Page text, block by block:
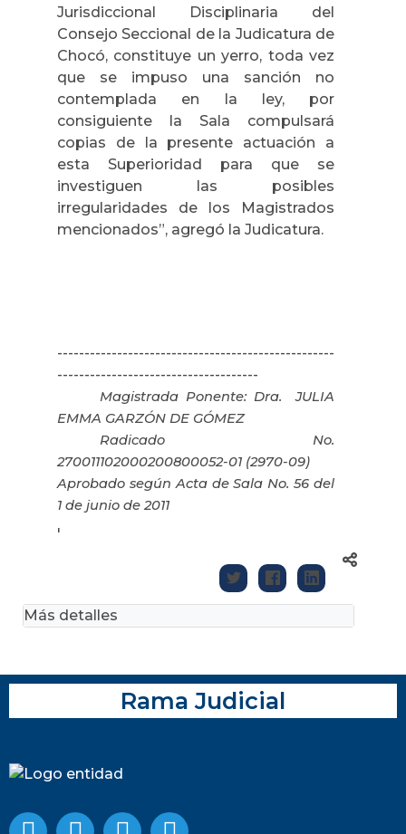
Jurisdiccional Disciplinaria del
Consejo Seccional de la Judicatura de
Chocó, constituye un yerro, toda vez
que se impuso una sanción no
contemplada en la ley, por
consiguiente la Sala compulsará
copias de la presente actuación a
esta Superioridad para que se
investiguen las posibles
irregularidades de los Magistrados
mencionados”, agregó la Judicatura.
---------------------------------------------------
-------------------------------------
Magistrada Ponente: Dra.
JULIA
EMMA GARZÓN DE GÓMEZ
Radicado No.
270011102000200800052-01 (2970-09)
Aprobado según Acta de Sala No. 56 del
1 de junio de 2011
'
Más detalles
Rama Judicial